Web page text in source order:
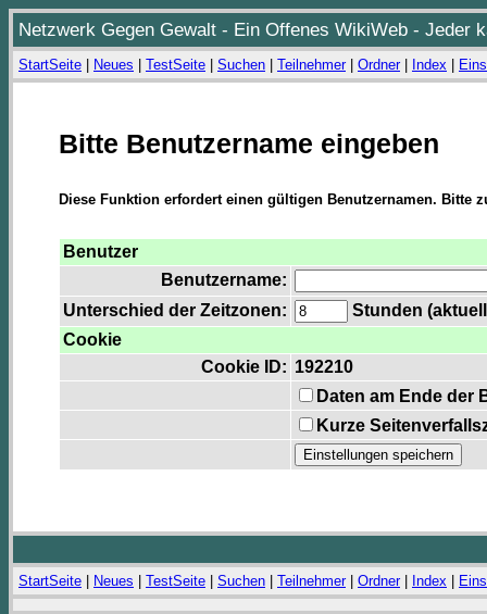
Netzwerk Gegen Gewalt - Ein Offenes WikiWeb - Jeder
StartSeite Neues TestSeite Suchen Teilnehmer| Ordner| Index
Bitte Benutzername eingeben
Diese Funktion erfordert einen gültigen Benutzernamen. Bitte
Benutzer
Benutzername:
Unterschied der Zeitzonen:
Stunden
Cookie
Cookie ID: 192210
Daten am Ende der
Kurze
StartSeite Neues TestSeite Suchen Teilnehmer| Ordner| Index